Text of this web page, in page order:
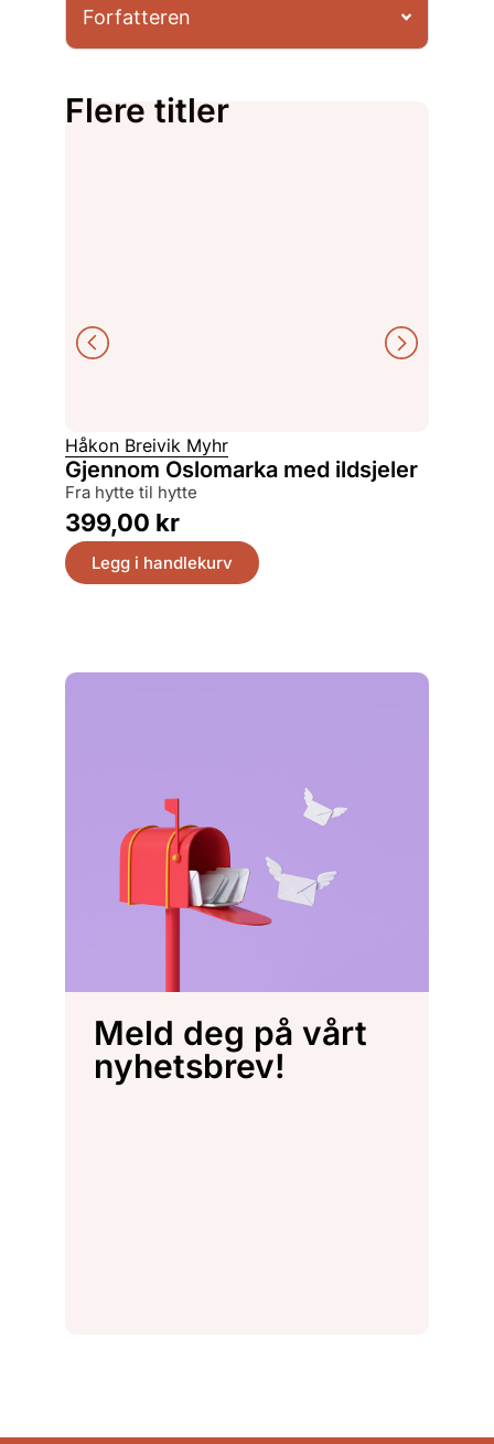
Forfatteren
Flere titler
Håkon Breivik Myhr
Gjennom Oslomarka med ildsjeler
fra hytte til hytte
399,00 kr
Legg i handlekurv
Meld deg på vårt
nyhetsbrev!